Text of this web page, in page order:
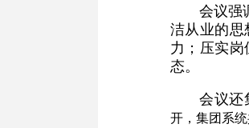
会议强
洁从业的思
力；压实
态。
会议还
开，集团系